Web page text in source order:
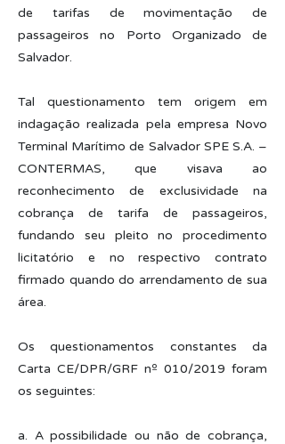
de tarifas de movimentação de
passageiros no Porto Organizado de
Salvador.
Tal questionamento tem origem em
indagação realizada pela empresa Novo
Terminal Marítimo de Salvador SPE S.A. –
CONTERMAS, que visava ao
reconhecimento de exclusividade na
cobrança de tarifa de passageiros,
fundando seu pleito no procedimento
licitatório e no respectivo contrato
firmado quando do arrendamento de sua
área.
Os questionamentos constantes da
Carta CE/DPR/GRF nº 010/2019 foram
os seguintes:
a. A possibilidade ou não de cobrança,